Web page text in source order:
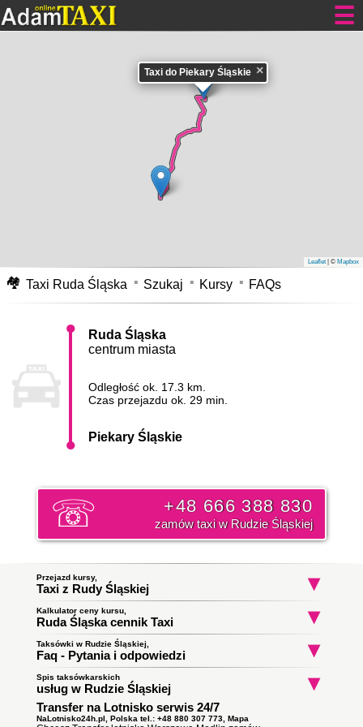
Tanie kursy dla Ciebie
Taxi Ruda Śląska
do Piekar Śląskich tanio cennik 24h.
Przejazd taksówką w Rudzie Śląskiej do Piekar Śląskich - zajmie Wam
samochodem około 29 min. Pokonacie go z średnią prędkością nie
przekraczającą 35 km/h. Dystans pomiędzy adresami, tzn. odległość jaką
pokonacie to około 17.3 km. Cennik
opłata za taki kurs waha się pomiędzy 77-86 zł w dzień, oraz w nocy i dni
Taxi do Piekary Śląskie ×
Leaflet | © Mapbox
🏘 Taxi Ruda Śląska Szukaj Kursy FAQs
Ruda Śląska
centrum miasta
Odległość ok. 17.3 km.
Czas przejazdu ok. 29 min.
Piekary Śląskie
+48 666 388 830
zamów taxi w Rudzie Śląskiej
Przejazd kursy,
Taxi z Rudy Śląskiej
Taxi Ruda Śląska
Jana Gierałtowskiego
do Jaworzno
Księdza Ludwika Tunkla
do Katowice
Taxi Ruda
Godula
Kalkulator ceny kursu,
Ruda Śląska cennik Taxi
Koniec trasy:
Taksówki w Rudzie Śląskiej,
Faq - Pytania i odpowiedzi
Jak zamówić taksówkę w Rudzie Śląskiej?
To proste wystarczy zadzwonić i złożyć zamówienie. Nasz
dyspozytor poinformuję państwa o orientacyjnym czasie
podjazdu taksówki i wyśle ją pod wskazany adres. Klikni i
Taxi Ruda Śląskaile zapłacę za kurs do Piekar
Śląskich?
Spis taksówkarskich
usług w Rudzie Śląskiej
Obsługują zlecenia samochodami kombi
Transfer na Lotnisko serwis 24/7
NaLotnisko24h.pl, Polska tel.: +48 880 307 773, Mapa